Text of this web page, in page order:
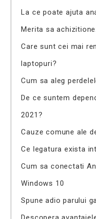
La ce poate ajuta
Merita sa
Care sunt cei mai
laptopuri?
Cum sa aleg
De ce suntem
2021?
Cauze comune ale
Ce legatura exista
Cum sa conectati
Windows 10
Spune adio parului